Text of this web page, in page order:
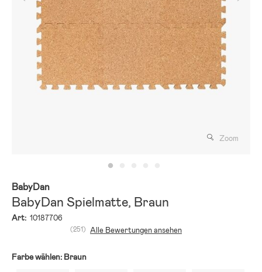
Zoom
BabyDan
BabyDan Spielmatte, Braun
Art: 10187706
(251) Alle Bewertungen ansehen
Farbe wählen: Braun